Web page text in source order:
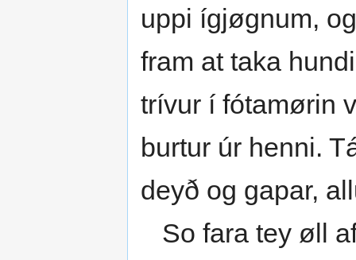
uppi ígjøgnum,
fram at taka
trívur í fótamørin
burtur úr henni.
deyð og gapar,
So fara tey øll